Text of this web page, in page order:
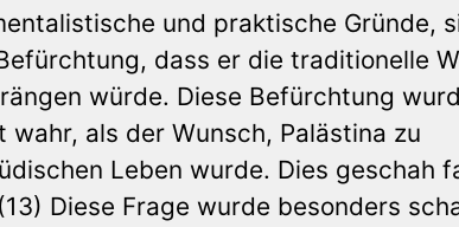
und praktische Gründe,
dass er die traditionelle
würde. Diese Befürchtung
als der Wunsch, Palästina zu
Leben wurde. Dies geschah
Diese Frage wurde besonders